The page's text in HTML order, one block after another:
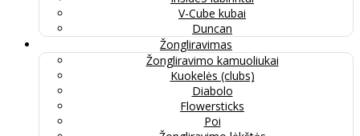
V-Cube kubai
Duncan
Žongliravimas
Žongliravimo kamuoliukai
Kuokelės (clubs)
Diabolo
Flowersticks
Poi